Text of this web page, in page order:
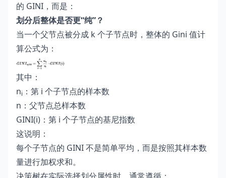
的 GINI，而是：
划分后整体是否更“纯”？
当一个父节点被分成 k 个子节点时，整体的 Gini 值计
算公式为：
其中：
ni ：第 i 个子节点的样本数
n：父节点总样本数
GINI(i)：第 i 个子节点的基尼指数
这说明：
每个子节点的 GINI 不是简单平均，而是按照其样本数
量进行加权求和。